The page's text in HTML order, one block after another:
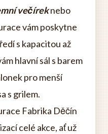
večíreknebo
vám poskytne
s kapacitou až
hlavní sál s barem
pro menší
s grilem.
Fabrika Děčín
celé akce, ať už